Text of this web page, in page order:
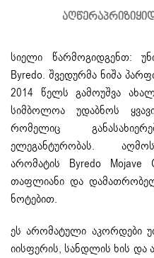
ᲐᲦᲬᲔᲠᲐᲞᲠᲘᲖᲘ
სიელი წარმოგიდგენთ:
Byredo. შვედურმა ნიშა
2014 წელს გამოუშვა
სიმბოლოა უდაბნოს
რომელიც
ელეგანტურობას.
არომატის Byredo Mojave
თაფლიანი და
ნოტებით.
ეს არომატული აკორდები
იისფერის, სანდლის ხის და